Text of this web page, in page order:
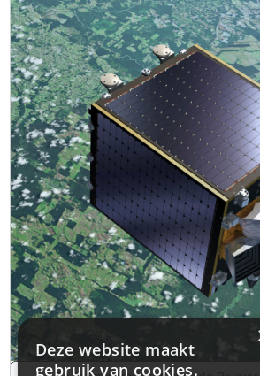
Deze website maakt
gebruik van cookies.